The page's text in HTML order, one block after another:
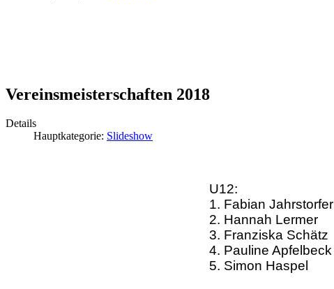
Vereinsmeisterschaften 2018
Details
Hauptkategorie: Slideshow
U12:
1. Fabian Jahrstorfer
2. Hannah Lermer
3. Franziska Schätz
4. Pauline Apfelbeck
5. Simon Haspel